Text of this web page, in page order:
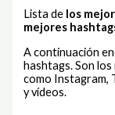
Lista de los
mejores
A continuación
hashtags. Son
como Instagram,
y vídeos.